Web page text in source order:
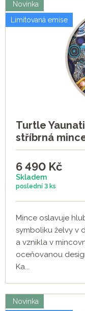
Novinka
Limitovaná emise
Turtle
stříbrná
6 490 Kč
Skladem
poslední 3 ks
Mince oslavuje
symboliku želvy v
a vznikla v
oceňovanou
Ka...
Novinka